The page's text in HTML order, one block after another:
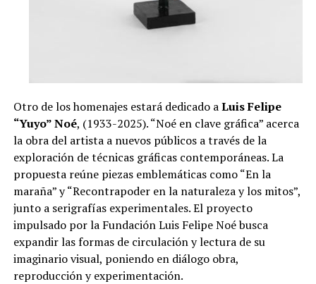
Otro de los homenajes estará dedicado aLuis Felipe
“Yuyo” Noé, (1933-2025). “Noé en clave gráfica” acerca
la obra del artista a nuevos públicos a través de la
exploración de técnicas gráficas contemporáneas. La
propuesta reúne piezas emblemáticas como “En la
maraña” y “Recontrapoder en la naturaleza y los mitos”,
junto a serigrafías experimentales. El proyecto
impulsado por la Fundación Luis Felipe Noé busca
expandir las formas de circulación y lectura de su
imaginario visual, poniendo en diálogo obra,
reproducción y experimentación.